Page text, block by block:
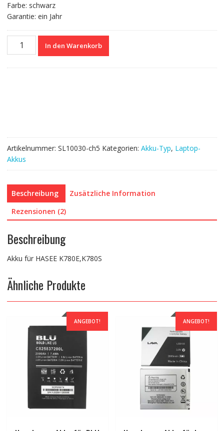
Farbe: schwarz
Garantie: ein Jahr
Nagelneuer
In den Warenkorb
Artikelnummer: SL10030-ch5 Kategorien: Akku-Typ, Laptop-
Akkus
Beschreibung
Zusätzliche Information
Rezensionen (2)
Beschreibung
Akku für HASEE K780E,K780S
Ähnliche Produkte
ANGEBOT! ANGEBOT!